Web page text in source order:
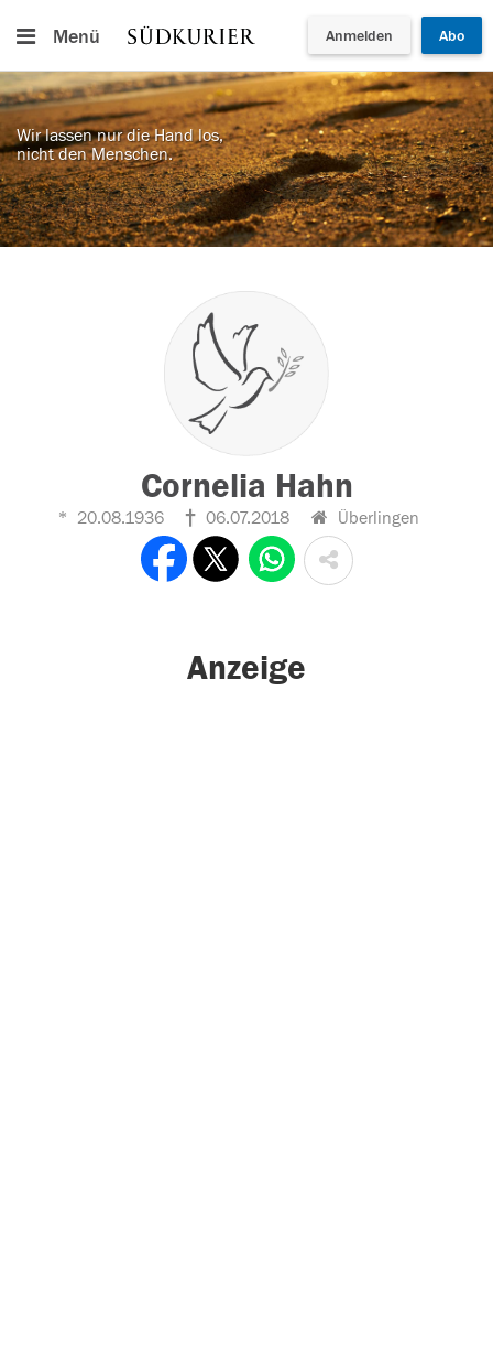
Menü Anmelden Abo
Wir lassen nur die Hand los,
nicht den Menschen.
Cornelia Hahn
20.08.1936 06.07.2018 Überlingen
Anzeige